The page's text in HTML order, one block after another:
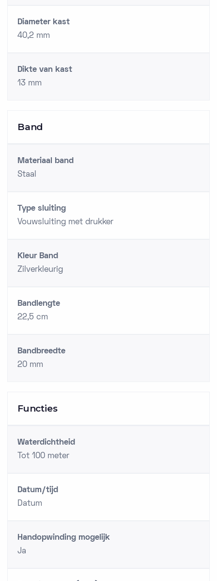
Diameter kast
40,2 mm
Dikte van kast
13 mm
Band
Materiaal band
Staal
Type sluiting
Vouwsluiting met drukker
Kleur Band
Zilverkleurig
Bandlengte
22,5 cm
Bandbreedte
20 mm
Functies
Waterdichtheid
Tot 100 meter
Datum/tijd
Datum
Handopwinding mogelijk
Ja